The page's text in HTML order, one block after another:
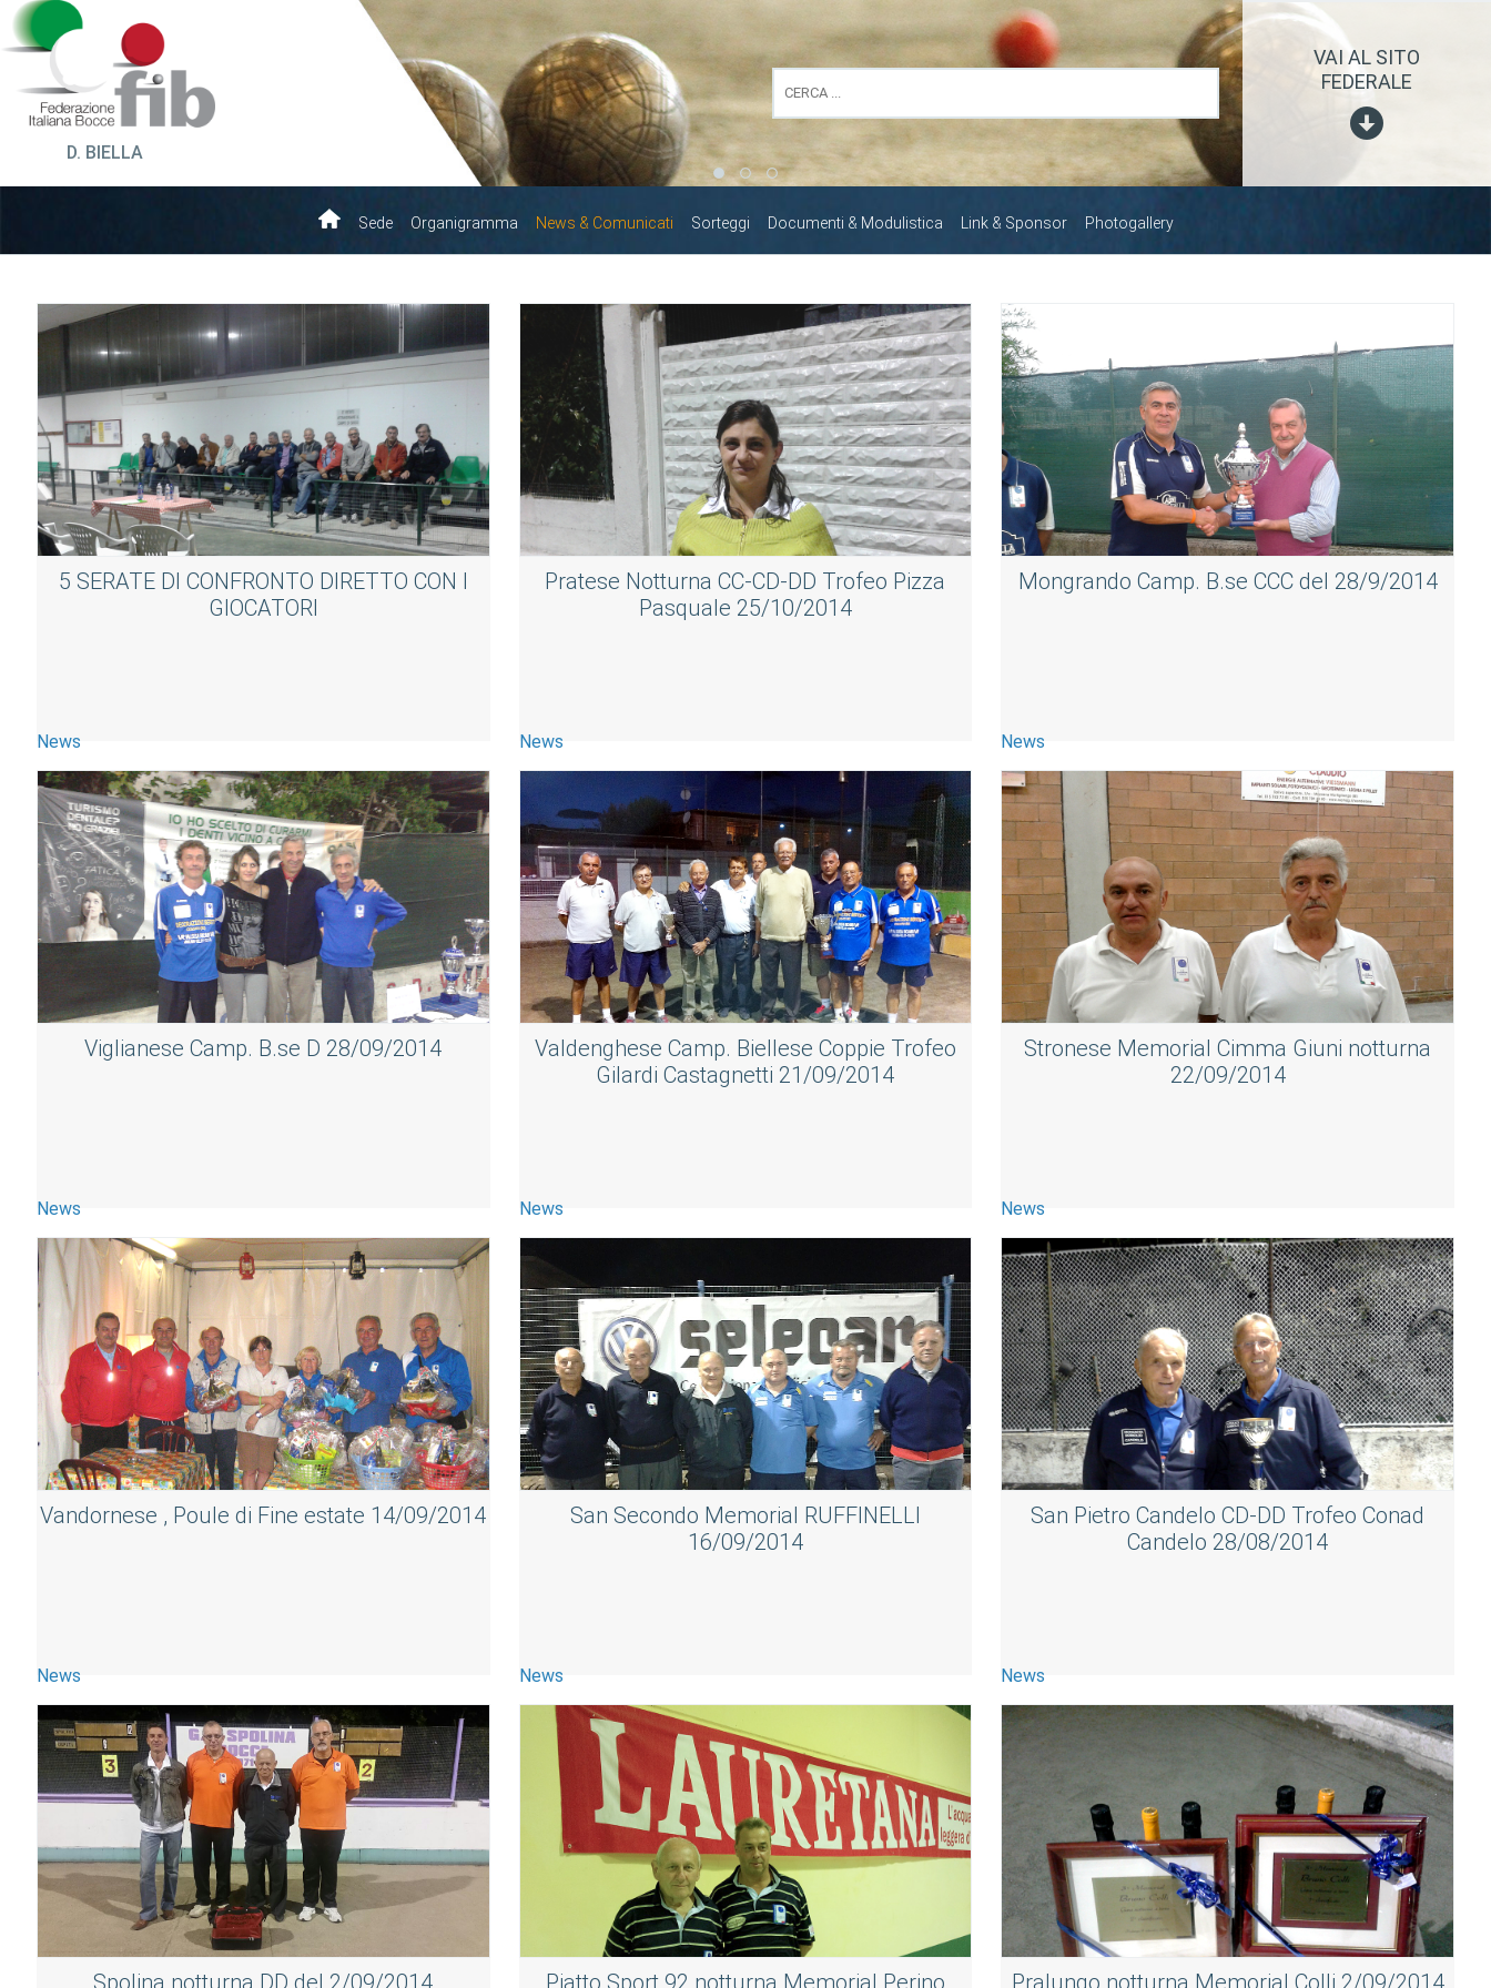
D. BIELLA
VAI AL SITO
FEDERALE
Sede Organigramma News & Comunicati Sorteggi Documenti & Modulistica Link & Sponsor Photogallery
5 SERATE DI CONFRONTO DIRETTO CON I
GIOCATORI
News
Pratese Notturna CC-CD-DD Trofeo Pizza
Pasquale 25/10/2014
News
Mongrando Camp. B.se CCC del 28/9/2014
News
Viglianese Camp. B.se D 28/09/2014
News
Valdenghese Camp. Biellese Coppie Trofeo
Gilardi Castagnetti 21/09/2014
News
Stronese Memorial Cimma Giuni notturna
22/09/2014
News
Vandornese , Poule di Fine estate 14/09/2014
News
San Secondo Memorial RUFFINELLI
16/09/2014
News
San Pietro Candelo CD-DD Trofeo Conad
Candelo 28/08/2014
News
Spolina notturna DD del 2/09/2014 Piatto Sport 92 notturna Memorial Perino Pralungo notturna Memorial Colli 2/09/2014